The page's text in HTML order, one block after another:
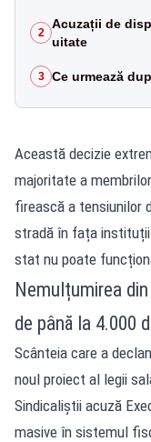
2
Acuzații de
uitate
3 Ce urmează
Această decizie
majoritate a
firească a tensiunilor
stradă în fața
stat nu poate
Nemulțumirea
de până la 4.000
Scânteia care a
noul proiect al legii
Sindicaliștii acuză
masive în sistemul